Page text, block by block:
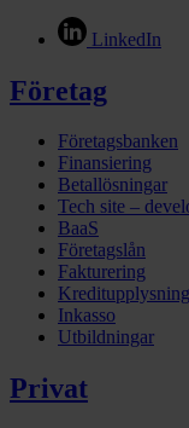
LinkedIn
Företag
Företagsbanken
Finansiering
Betallösningar
Tech site –
BaaS
Företagslån
Fakturering
Kreditupplysning
Inkasso
Utbildningar
Privat